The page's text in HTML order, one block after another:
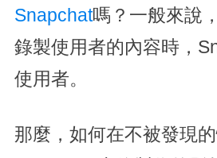
Snapchat嗎？一般來說
錄製使用者的內容時，
使用者。
那麼，如何在不被發現